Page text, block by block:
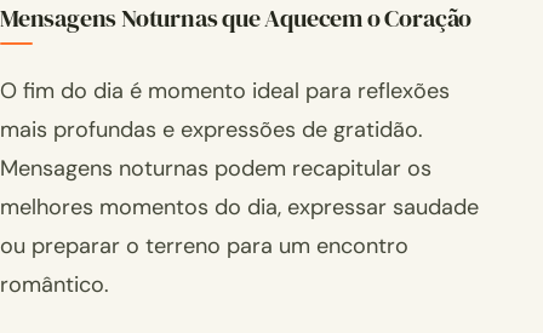
Mensagens Noturnas que Aquecem o Coração
O fim do dia é momento ideal para reflexões
mais profundas e expressões de gratidão.
Mensagens noturnas podem recapitular os
melhores momentos do dia, expressar saudade
ou preparar o terreno para um encontro
romântico.